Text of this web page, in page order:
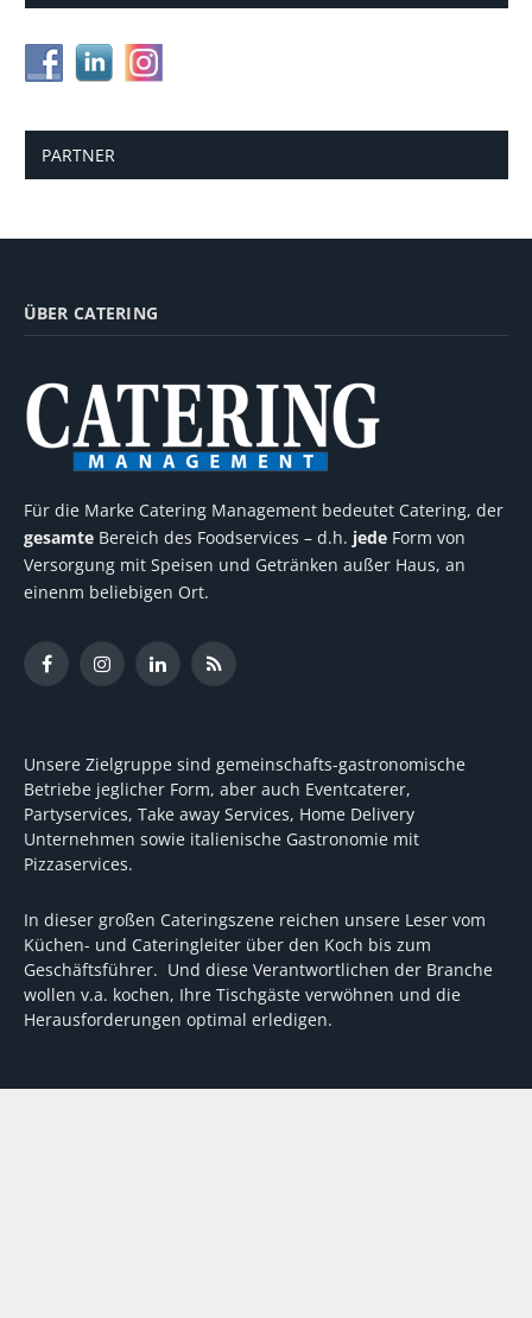
PARTNER
ÜBER CATERING
Für die Marke Catering Management bedeutet Catering, der
gesamte Bereich des Foodservices – d.h. jede Form von
Versorgung mit Speisen und Getränken außer Haus, an
einenm beliebigen Ort.
FacebookInstagramLinkedInRSS
Unsere Zielgruppe sind gemeinschafts-gastronomische
Betriebe jeglicher Form, aber auch Eventcaterer,
Partyservices, Take away Services, Home Delivery
Unternehmen sowie italienische Gastronomie mit
Pizzaservices.
In dieser großen Cateringszene reichen unsere Leser vom
Küchen- und Cateringleiter über den Koch bis zum
Geschäftsführer. Und diese Verantwortlichen der Branche
wollen v.a. kochen, Ihre Tischgäste verwöhnen und die
Herausforderungen optimal erledigen.